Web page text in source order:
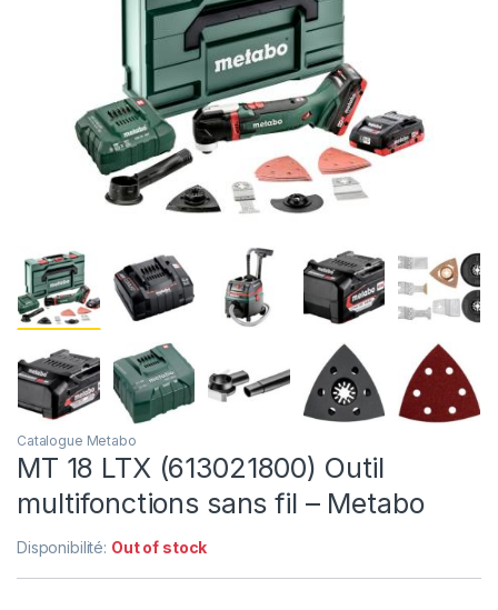
Catalogue Metabo
MT 18 LTX (613021800) Outil
multifonctions sans fil – Metabo
Disponibilité: Out of stock